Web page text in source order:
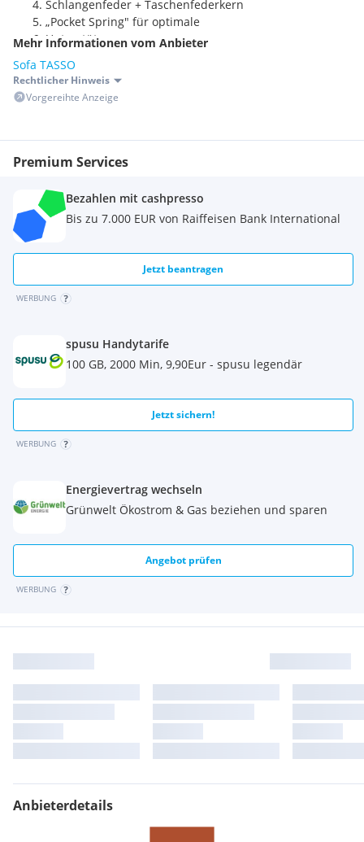
Schlangenfeder + Taschenfederkern
„Pocket Spring" für optimale
Unterstützung.
Das Set enthält 2 Kissen (Armlehnenkissen).
Stoff Zenit:
Kratzfest
(haustierfreundlich, geeignet für Katzen)
• Weichund angenehm
Leicht zu reinigen
85.000 Scheuertouren(hohe Abriebfestigkeit nach
Martindale-Test).
Details finden Sie auf unserer Website über den Link.
Besuchen Sie unsere Website SAAOHOME
*Folgen Sie uns auch auf Instagram, dort finden Sie viele
reale Innenraumfotos mit unseren Möbeln.
Für eine bequemere Kommunikation
auf WhatsApp unter der im Inserat angegebenen
Mehr Informationen vom Anbieter
Sofa TASSO
Rechtlicher Hinweis
Vorgereihte Anzeige
Premium Services
Bezahlen mit cashpresso
Bis zu 7.000 EUR von Raiffeisen Bank International
Jetzt beantragen
WERBUNG
spusu Handytarife
100 GB, 2000 Min, 9,90Eur - spusu legendär
Jetzt sichern!
WERBUNG
Energievertrag wechseln
Grünwelt Ökostrom & Gas beziehen und sparen
Angebot prüfen
WERBUNG
Anbieterdetails